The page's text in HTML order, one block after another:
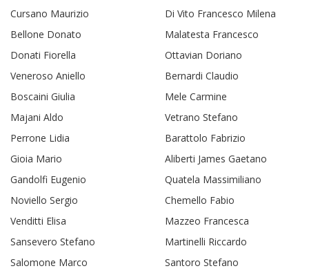
Cursano Maurizio
Di Vito Francesco Milena
Bellone Donato
Malatesta Francesco
Donati Fiorella
Ottavian Doriano
Veneroso Aniello
Bernardi Claudio
Boscaini Giulia
Mele Carmine
Majani Aldo
Vetrano Stefano
Perrone Lidia
Barattolo Fabrizio
Gioia Mario
Aliberti James Gaetano
Gandolfi Eugenio
Quatela Massimiliano
Noviello Sergio
Chemello Fabio
Venditti Elisa
Mazzeo Francesca
Sansevero Stefano
Martinelli Riccardo
Salomone Marco
Santoro Stefano